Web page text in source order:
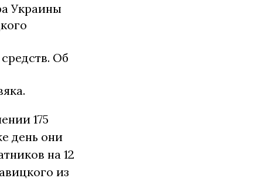
Украины
Об
175
день они
на 12
из